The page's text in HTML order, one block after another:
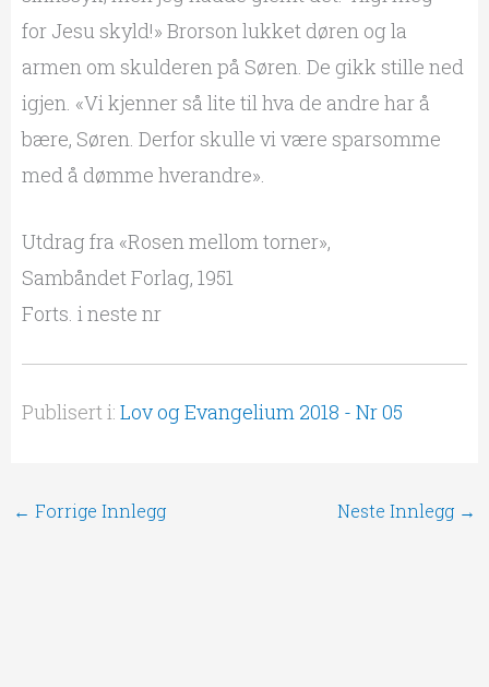
for Jesu skyld!» Brorson lukket døren og la
armen om skulderen på Søren. De gikk stille ned
igjen. «Vi kjenner så lite til hva de andre har å
bære, Søren. Derfor skulle vi være sparsomme
med å dømme hverandre».
Utdrag fra «Rosen mellom torner»,
Sambåndet Forlag, 1951
Forts. i neste nr
Publisert i: Lov og Evangelium 2018 - Nr 05
← Forrige Innlegg Neste Innlegg →